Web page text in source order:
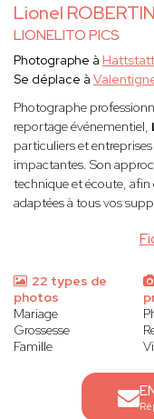
Lionel ROBERTIN
LIONELITO PICS
Photographe à
Se déplace à
Photographe
reportage événementiel,
particuliers et
impactantes. Son
technique et écoute,
adaptées à tous vos
22 types de
photos
Mariage
Grossesse
Famille